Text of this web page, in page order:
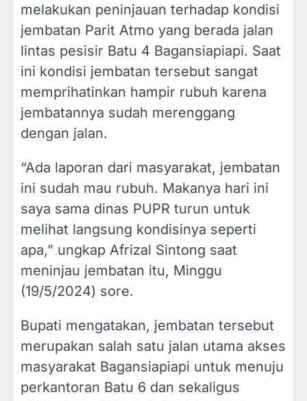
melakukan peninjauan terhadap kondisi
jembatan Parit Atmo yang berada jalan
lintas pesisir Batu 4 Bagansiapiapi. Saat
ini kondisi jembatan tersebut sangat
memprihatinkan hampir rubuh karena
jembatannya sudah merenggang
dengan jalan.
“Ada laporan dari masyarakat, jembatan
ini sudah mau rubuh. Makanya hari ini
saya sama dinas PUPR turun untuk
melihat langsung kondisinya seperti
apa,” ungkap Afrizal Sintong saat
meninjau jembatan itu, Minggu
(19/5/2024) sore.
Bupati mengatakan, jembatan tersebut
merupakan salah satu jalan utama akses
masyarakat Bagansiapiapi untuk menuju
perkantoran Batu 6 dan sekaligus